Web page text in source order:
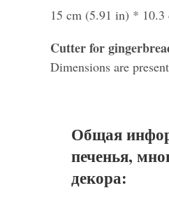
15 cm (5.91 in) *
Cutter for
Dimensions are
Общая
печенья,
декора: